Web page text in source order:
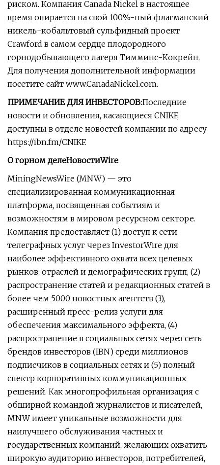
риском. Компания Canada Nickel в настоящее
время опирается на свой 100%-ный флагманский
никель-кобальтовый сульфидный проект
Crawford в самом сердце плодородного
горнодобывающего лагеря Тимминс-Кокрейн.
Для получения дополнительной информации
посетите сайт www.CanadaNickel.com.
ПРИМЕЧАНИЕ ДЛЯ ИНВЕСТОРОВ:Последние
новости и обновления, касающиеся CNIKF,
доступны в отделе новостей компании по адресу
https://ibn.fm/CNIKF.
О горном делеНовостиWire
MiningNewsWire (MNW) — это
специализированная коммуникационная
платформа, посвященная событиям и
возможностям в мировом ресурсном секторе.
Компания предоставляет (1) доступ к сети
телеграфных услуг через InvestorWire для
наиболее эффективного охвата всех целевых
рынков, отраслей и демографических групп, (2)
распространение статей и редакционных статей в
более чем 5000 новостных агентств (3),
расширенный пресс-релиз услуги для
обеспечения максимального эффекта, (4)
распространение в социальных сетях через сеть
брендов инвесторов (IBN) среди миллионов
подписчиков в социальных сетях и (5) полный
спектр корпоративных коммуникационных
решений. Как многопрофильная организация с
обширной командой журналистов и писателей,
MNW имеет уникальные возможности для
наилучшего обслуживания частных и
государственных компаний, желающих охватить
широкую аудиторию инвесторов, потребителей,